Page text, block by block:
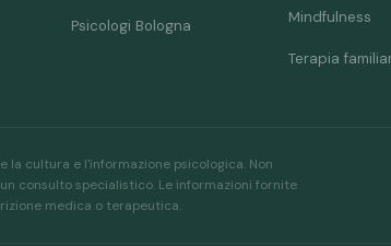
Psicologi Bologna Mindfulness
Terapia
cultura e l'informazione psicologica. Non
consulto specialistico. Le informazioni fornite
medica o terapeutica.